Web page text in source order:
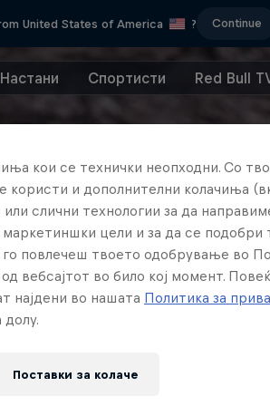
United States of America ? Continue
Настани Спортисти Red Bull
кои се технички неопходни. Со
користи и дополнителни колачиња
слични технологии за да
маркетиншки цели и за да се подобри
повлечеш твоето одобрување во
вебсајтот во било кој момент.
најдени во нашата Политика за
Поставки за колачe